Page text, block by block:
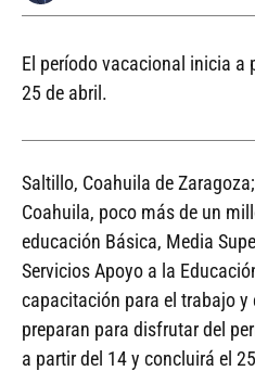
El período vacacional inicia a
25 de abril.
Saltillo, Coahuila de
Coahuila, poco más de un
educación Básica, Media
Servicios Apoyo a la
capacitación para el trabajo
preparan para disfrutar del
a partir del 14 y concluirá el